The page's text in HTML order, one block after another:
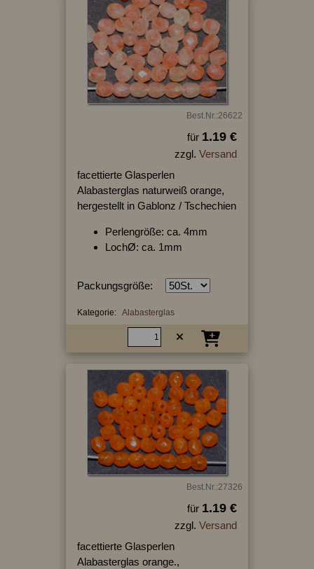
Best.Nr.:26622
für 1.19 €
zzgl. Versand
facettierte Glasperlen
Alabasterglas naturweiß orange,
hergestellt in Gablonz / Tschechien
Perlengröße: ca. 4mm
LochØ: ca. 1mm
Packungsgröße:
Kategorie: Alabasterglas
Best.Nr.:27326
für 1.19 €
zzgl. Versand
facettierte Glasperlen
Alabasterglas orange.,